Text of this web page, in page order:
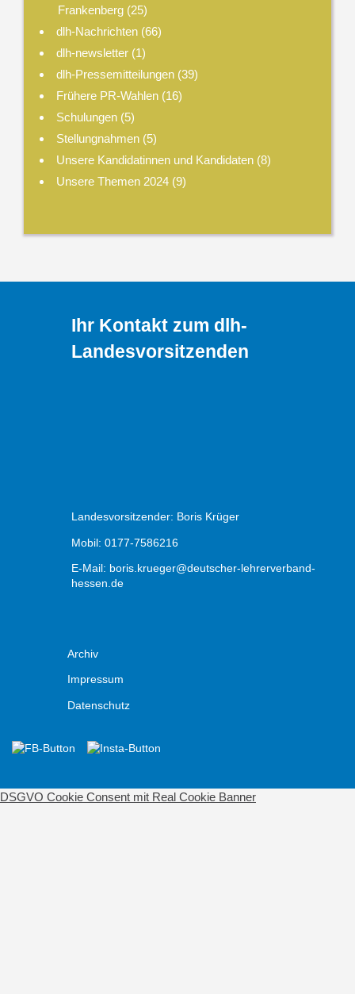
Frankenberg(25)
dlh-Nachrichten (66)
dlh-newsletter (1)
dlh-Pressemitteilungen (39)
Frühere PR-Wahlen (16)
Schulungen (5)
Stellungnahmen (5)
Unsere Kandidatinnen und Kandidaten (8)
Unsere Themen 2024 (9)
Ihr Kontakt zum dlh-
Landesvorsitzenden
Landesvorsitzender: Boris Krüger
Mobil: 0177-7586216
E-Mail: boris.krueger@deutscher-lehrerverband-
hessen.de
Archiv
Impressum
Datenschutz
DSGVO Cookie Consent mit Real Cookie Banner